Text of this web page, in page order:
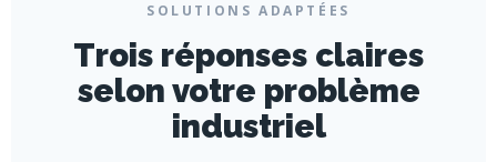
SOLUTIONS ADAPTÉES
Trois réponses claires
selon votre problème
industriel